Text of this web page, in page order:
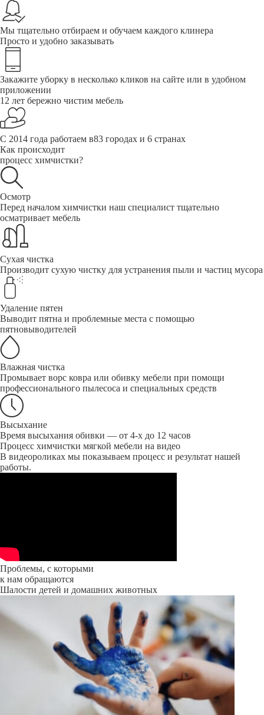
Мы тщательно отбираем и обучаем каждого клинера
Просто и удобно заказывать
Закажите уборку в несколько кликов на сайте или в удобном
приложении
12 лет бережно чистим мебель
С 2014 года работаем в83 городах и 6 странах
Как происходит
процесс химчистки?
Осмотр
Перед началом химчистки наш специалист тщательно
осматривает мебель
Сухая чистка
Производит сухую чистку для устранения пыли и частиц мусора
Удаление пятен
Выводит пятна и проблемные места с помощью
пятновыводителей
Влажная чистка
Промывает ворс ковра или обивку мебели при помощи
профессионального пылесоса и специальных средств
Высыхание
Время высыхания обивки — от 4-х до 12 часов
Процесс химчистки мягкой мебели на видео
В видеороликах мы показываем процесс и результат нашей
работы.
Проблемы, с которыми
к нам обращаются
Шалости детей и домашних животных